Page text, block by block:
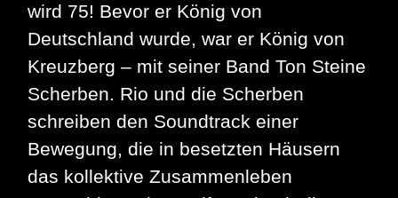
18:00
Uhr
Ortszeit
L.A.
–
31.
03:00
nachts
deutscher
wird 75! Bevor er König von
Deutschland wurde, war er König von
Kreuzberg – mit seiner Band Ton Steine
Scherben. Rio und die Scherben
schreiben den Soundtrack einer
Bewegung, die in besetzten Häusern
das kollektive Zusammenleben